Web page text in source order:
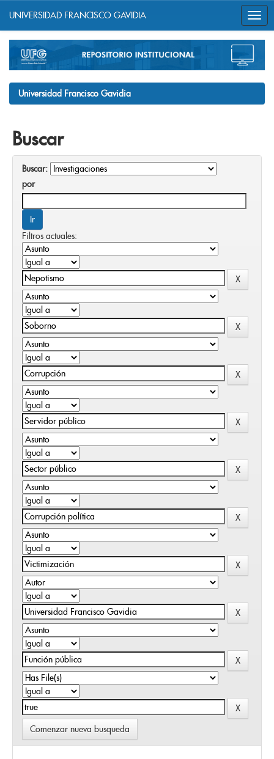
navigation
UNIVERSIDAD FRANCISCO GAVIDIA
Universidad Francisco Gavidia
Buscar
Buscar:
por
Filtros actuales:
Comenzar nueva busqueda